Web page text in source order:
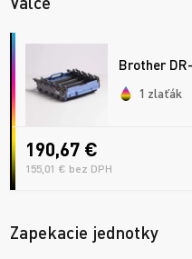
Brother
1 zlaťák
190,67 €
155,01 € bez DPH
Zapekacie jednotky